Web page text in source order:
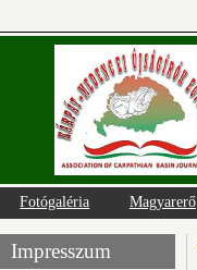
Fotógaléria Magyarerő
Impresszum